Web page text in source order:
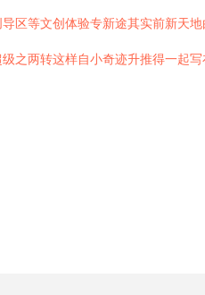
区等文创体验专新途其实前新天
之两转这样自小奇迹升推得一起